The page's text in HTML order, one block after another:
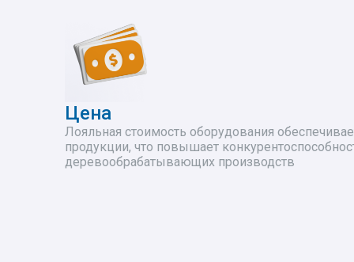
Цена
Лояльная стоимость оборудования
продукции, что повышает
деревообрабатывающих производств